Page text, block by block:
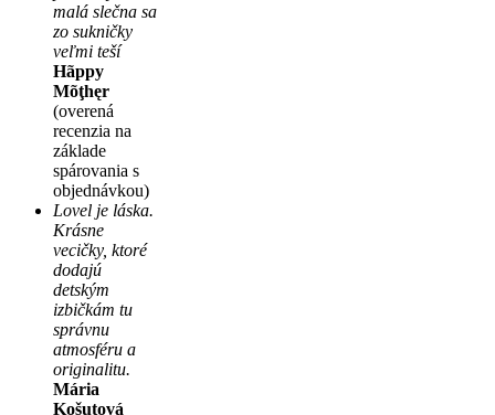
malá slečna sa
zo sukničky
veľmi teší
Hãppy
Mõţhęr
(overená
recenzia na
základe
spárovania s
objednávkou)
Lovel je láska.
Krásne
vecičky, ktoré
dodajú
detským
izbičkám tu
správnu
atmosféru a
originalitu.
Mária
Košutová